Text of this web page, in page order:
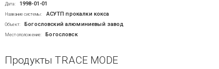
Дата: 1998-01-01
Название системы: АСУТП прокалки кокса
Объект: Богословский алюминиевый завод
Местоположение: Богословск
Продукты TRACE MODE